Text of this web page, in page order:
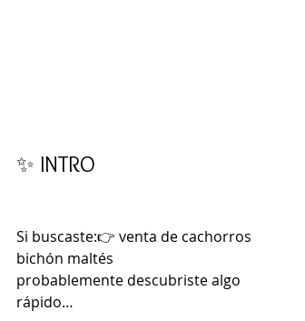
✨ INTRO
Si buscaste:👉 venta de cachorros
bichón maltés
probablemente descubriste algo
rápido…